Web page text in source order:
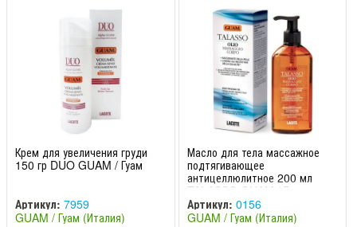
Крем для увеличения груди
150 гр DUO GUAM / Гуам
Артикул: 7959
GUAM / Гуам (Италия)
Масло для тела массажное
подтягивающее
антицеллюлитное 200 мл
TALASSO GUAM / Гуам
Артикул: 0156
GUAM / Гуам (Италия)